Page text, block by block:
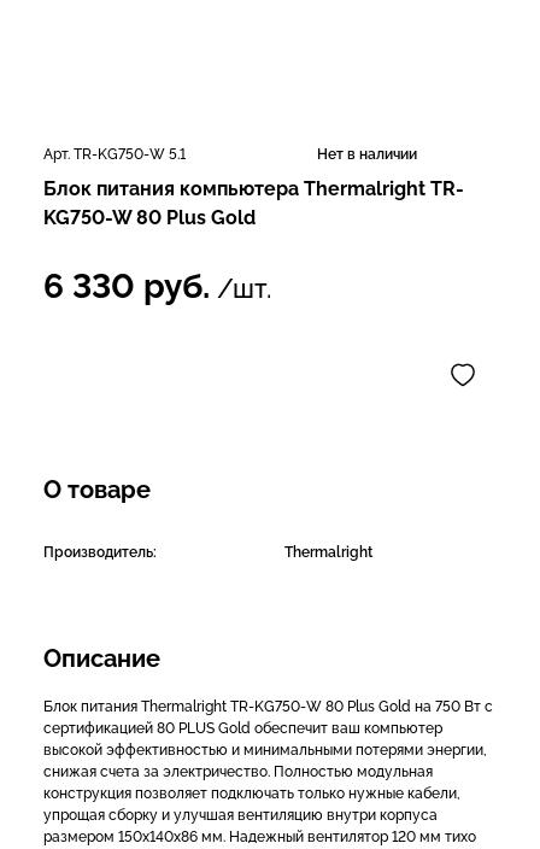
Арт. TR-KG750-W 5.1 Нет в наличии
Блок питания компьютера Thermalright TR-
KG750-W 80 Plus Gold
6 330 руб. /шт.
О товаре
Производитель: Thermalright
Описание
Блок питания Thermalright TR-KG750-W 80 Plus Gold на 750 Вт с
сертификацией 80 PLUS Gold обеспечит ваш компьютер
высокой эффективностью и минимальными потерями энергии,
снижая счета за электричество. Полностью модульная
конструкция позволяет подключать только нужные кабели,
упрощая сборку и улучшая вентиляцию внутри корпуса
размером 150x140x86 мм. Надежный вентилятор 120 мм тихо